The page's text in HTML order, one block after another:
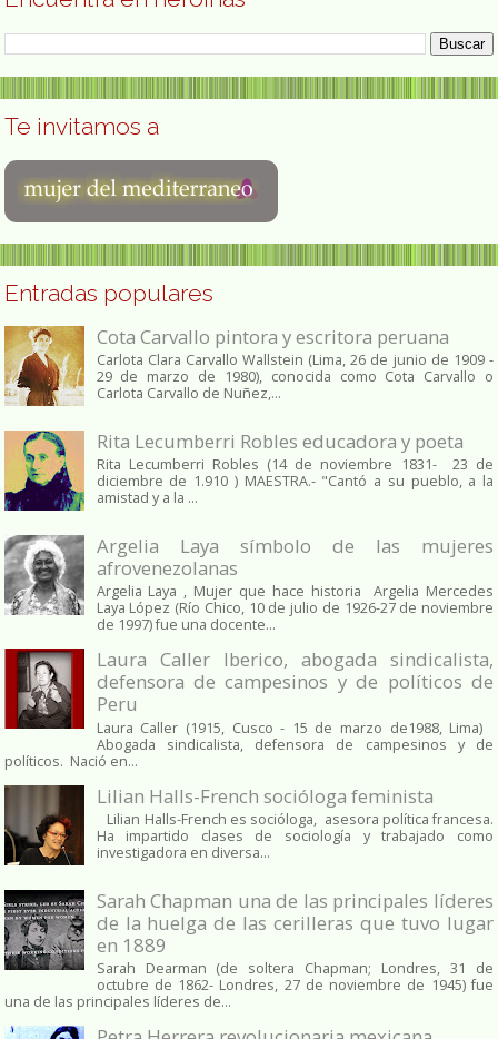
Te invitamos a
Entradas populares
Cota Carvallo pintora y escritora peruana
Carlota Clara Carvallo Wallstein (Lima, 26 de junio de 1909 -
29 de marzo de 1980), conocida como Cota Carvallo o
Carlota Carvallo de Nuñez,...
Rita Lecumberri Robles educadora y poeta
Rita Lecumberri Robles (14 de noviembre 1831- 23 de
diciembre de 1.910 ) MAESTRA.- "Cantó a su pueblo, a la
amistad y a la ...
Argelia Laya símbolo de las mujeres
afrovenezolanas
Argelia Laya , Mujer que hace historia Argelia Mercedes
Laya López (Río Chico, 10 de julio de 1926-27 de noviembre
de 1997) fue una docente...
Laura Caller Iberico, abogada sindicalista,
defensora de campesinos y de políticos de
Peru
Laura Caller (1915, Cusco - 15 de marzo de1988, Lima)
Abogada sindicalista, defensora de campesinos y de
políticos. Nació en...
Lilian Halls-French socióloga feminista
Lilian Halls-French es socióloga, asesora política francesa.
Ha impartido clases de sociología y trabajado como
investigadora en diversa...
Sarah Chapman una de las principales líderes
de la huelga de las cerilleras que tuvo lugar
en 1889
Sarah Dearman (de soltera Chapman; Londres, 31 de
octubre de 1862​- Londres, 27 de noviembre de 1945)​ fue
una de las principales líderes de...